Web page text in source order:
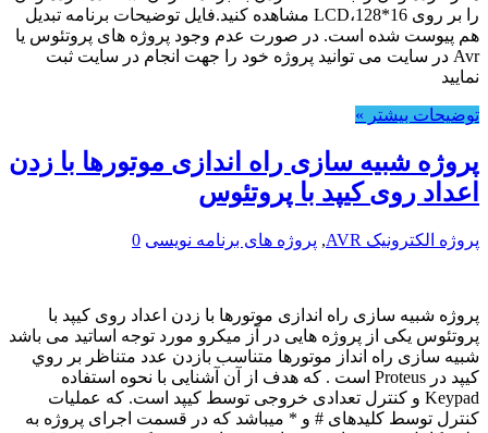
را بر روی LCD،128*16 مشاهده کنید.فایل توضیحات برنامه تبدیل
هم پیوست شده است. در صورت عدم وجود پروژه های پروتئوس یا
Avr در سایت می توانید پروژه خود را جهت انجام در سایت ثبت
نمایید
توضیحات بیشتر »
پروژه شبیه سازی راه اندازی موتورها با زدن
اعداد روی کیپد با پروتئوس
پروژه الکترونیک AVR , پروژه های برنامه نویسی 0
پروژه شبیه سازی راه اندازی موتورها با زدن اعداد روی کیپد با
پروتئوس یکی از پروژه هایی در آز میکرو مورد توجه اساتید می باشد
شبیه سازی راه انداز موتورها متناسب بازدن عدد متناظر بر روي
کيپد در Proteus است . که هدف از آن آشنایی با نحوه استفاده
Keypad و کنترل تعدادی خروجی توسط کیپد است. که عملیات
کنترل توسط کلیدهای ‌# و * میباشد که در قسمت اجرای پروژه به